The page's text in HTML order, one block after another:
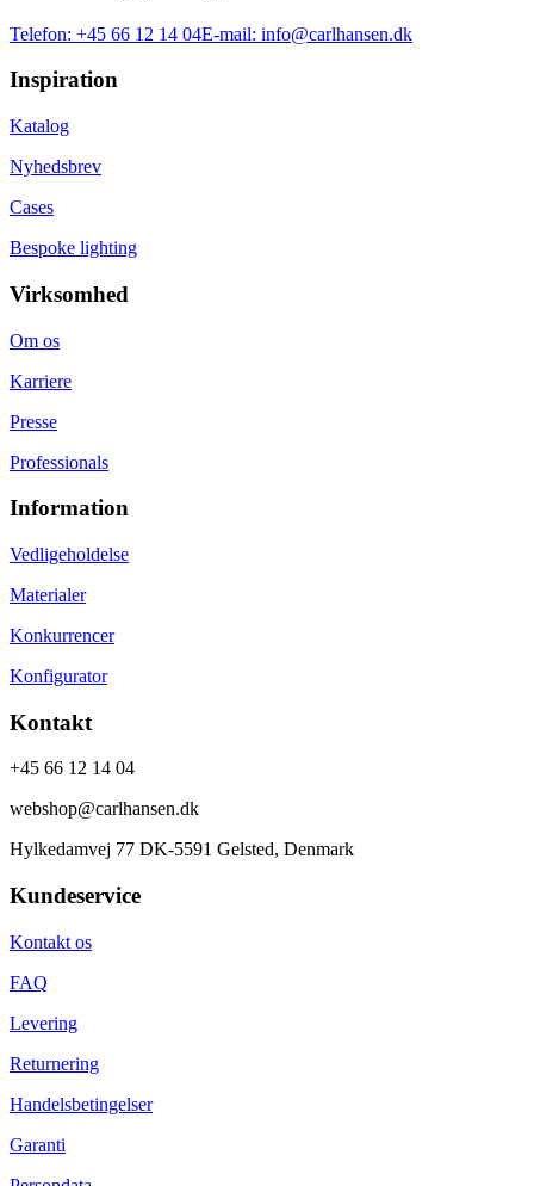
Telefon: +45 66 12 14 04E-mail: info@carlhansen.dk
Inspiration
Katalog
Nyhedsbrev
Cases
Bespoke lighting
Virksomhed
Om os
Karriere
Presse
Professionals
Information
Vedligeholdelse
Materialer
Konkurrencer
Konfigurator
Kontakt
+45 66 12 14 04
webshop@carlhansen.dk
Hylkedamvej 77 DK-5591 Gelsted, Denmark
Kundeservice
Kontakt os
FAQ
Levering
Returnering
Handelsbetingelser
Garanti